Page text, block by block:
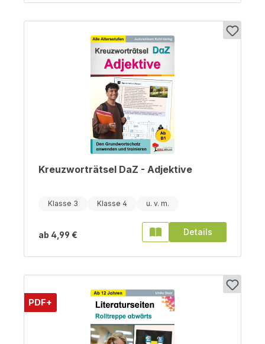
Kreuzworträtsel DaZ - Adjektive
Klasse 3 Klasse 4
ab 4,99 € Details
PDF+